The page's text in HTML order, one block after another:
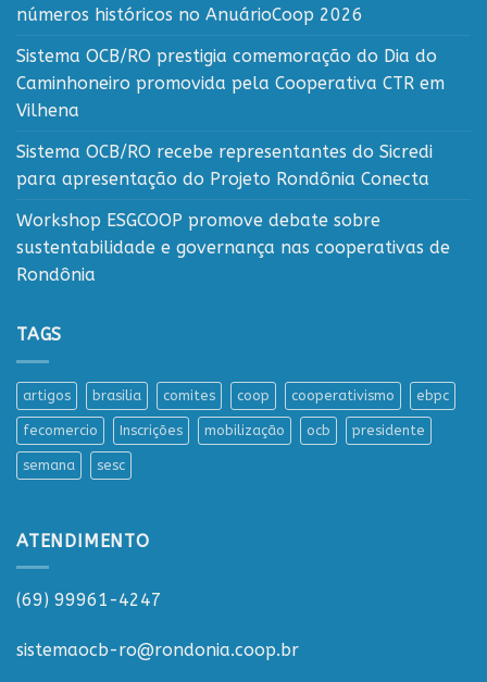
números históricos no AnuárioCoop 2026
Sistema OCB/RO prestigia comemoração do Dia do
Caminhoneiro promovida pela Cooperativa CTR em
Vilhena
Sistema OCB/RO recebe representantes do Sicredi
para apresentação do Projeto Rondônia Conecta
Workshop ESGCOOP promove debate sobre
sustentabilidade e governança nas cooperativas de
Rondônia
TAGS
artigos brasilia comites coop cooperativismo ebpc
fecomercio Inscrições mobilização ocb presidente
semana sesc
ATENDIMENTO
(69) 99961-4247
sistemaocb-ro@rondonia.coop.br